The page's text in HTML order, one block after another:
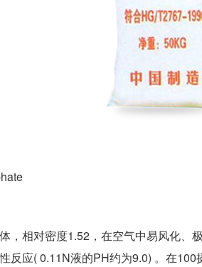
，相对密度1.52，在空气中易风化、
反应( 0.11N液的PH约为9.0) 。在